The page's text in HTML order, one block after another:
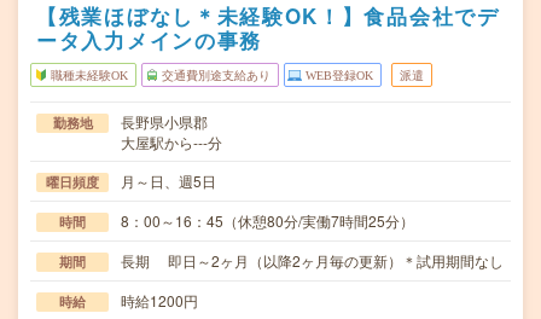
【残業ほぼなし＊未経験OK！】食品会社でデ
ータ入力メインの事務
職種未経験OK 交通費別途支給あり WEB登録OK 派遣
勤務地
長野県小県郡
大屋駅から---分
曜日頻度 月～日、週5日
時間 8：00～16：45（休憩80分/実働7時間25分）
期間 長期 即日～2ヶ月（以降2ヶ月毎の更新）＊試用期間なし
時給 時給1200円